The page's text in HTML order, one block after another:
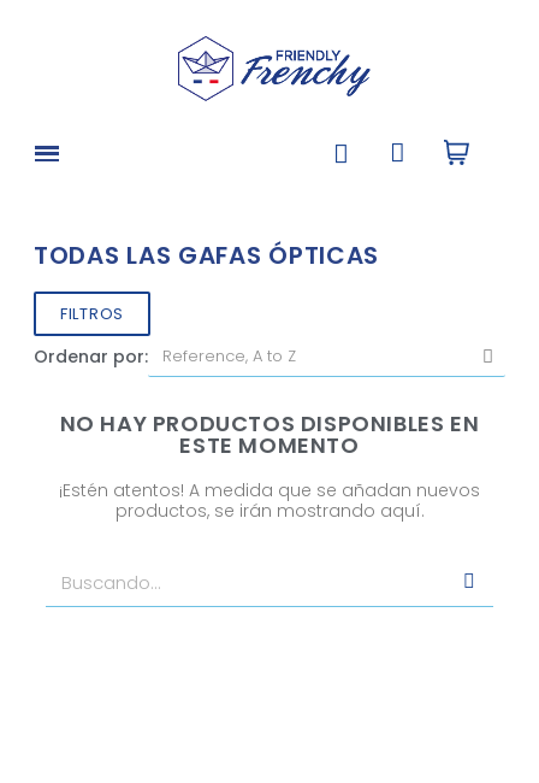
TODAS LAS GAFAS ÓPTICAS
FILTROS
Ordenar por:
NO HAY PRODUCTOS DISPONIBLES EN
ESTE MOMENTO
¡Estén atentos! A medida que se añadan nuevos
productos, se irán mostrando aquí.